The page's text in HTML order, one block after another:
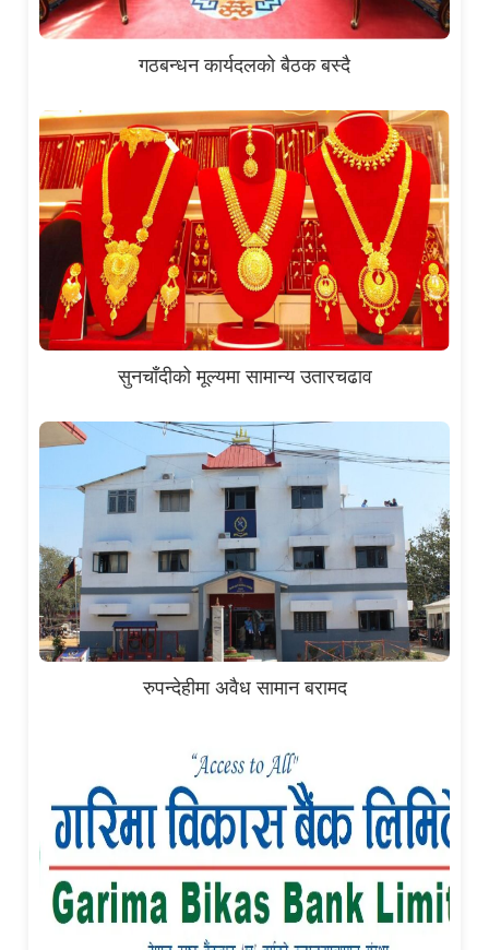
गठबन्धन कार्यदलको बैठक बस्दै
सुनचाँदीको मूल्यमा सामान्य उतारचढाव
रुपन्देहीमा अवैध सामान बरामद